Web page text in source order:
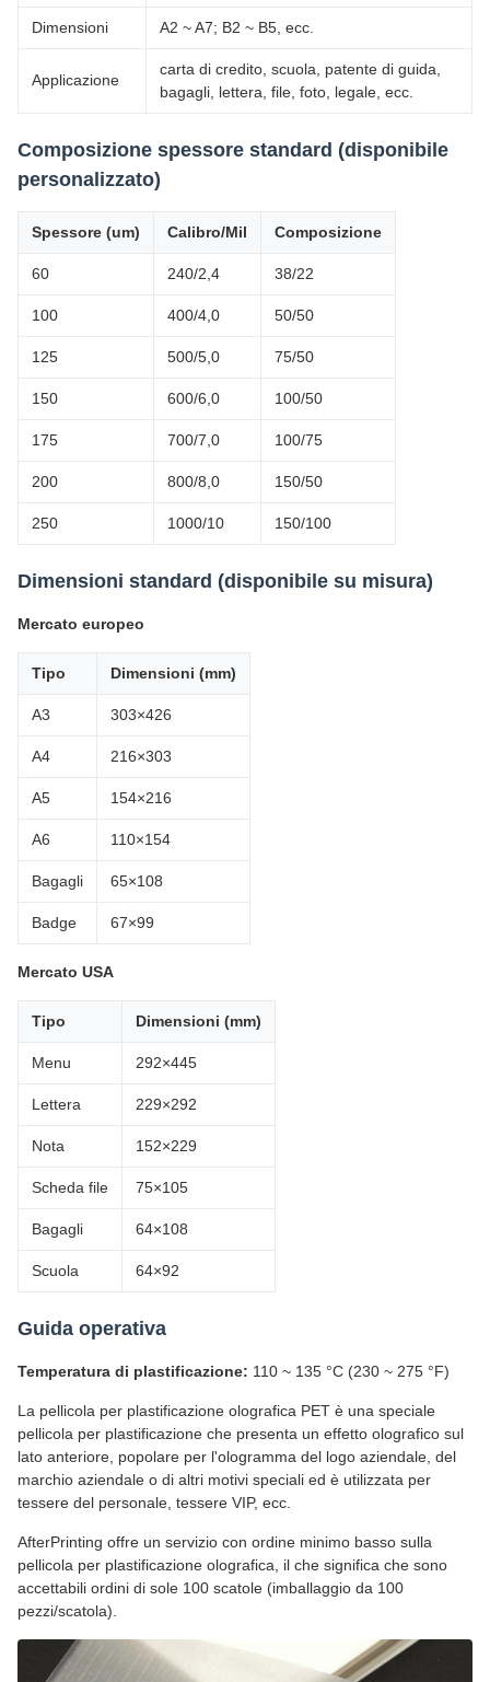
Dimensioni A2 ~ A7; B2 ~ B5, ecc.
Applicazione
carta di credito, scuola, patente di guida,
bagagli, lettera, file, foto, legale, ecc.
Composizione spessore standard (disponibile
personalizzato)
Spessore (um) Calibro/Mil Composizione
60 240/2,4 38/22
100 400/4,0 50/50
125 500/5,0 75/50
150 600/6,0 100/50
175 700/7,0 100/75
200 800/8,0 150/50
250 1000/10 150/100
Dimensioni standard (disponibile su misura)
Mercato europeo
Tipo Dimensioni (mm)
A3 303×426
A4 216×303
A5 154×216
A6 110×154
Bagagli 65×108
Badge 67×99
Mercato USA
Tipo Dimensioni (mm)
Menu 292×445
Lettera 229×292
Nota 152×229
Scheda file 75×105
Bagagli 64×108
Scuola 64×92
Guida operativa
Temperatura di plastificazione: 110 ~ 135 °C (230 ~ 275 °F)
La pellicola per plastificazione olografica PET è una speciale
pellicola per plastificazione che presenta un effetto olografico sul
lato anteriore, popolare per l'ologramma del logo aziendale, del
marchio aziendale o di altri motivi speciali ed è utilizzata per
tessere del personale, tessere VIP, ecc.
AfterPrinting offre un servizio con ordine minimo basso sulla
pellicola per plastificazione olografica, il che significa che sono
accettabili ordini di sole 100 scatole (imballaggio da 100
pezzi/scatola).